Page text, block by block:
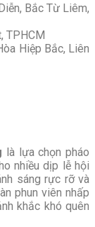
Bắc Từ Liêm,
TPHCM
Hiệp Bắc, Liên
là lựa chọn pháo
nhiều dịp lễ hội
sáng rực rỡ và
phun viên nhấp
khắc khó quên